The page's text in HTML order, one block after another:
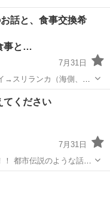
話と、食事交換希
事と…
7月31日
→スリランカ（海側、山
ました。 お金を掛
と、格安滞在ホテルやア
けて 話し相手
てください
7月31日
都市伝説のような話で
教えてください！！ 文
ンラインでの聞き取りも